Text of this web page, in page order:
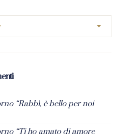
“Rabbì, è bello per noi
“Ti ho amato di amore